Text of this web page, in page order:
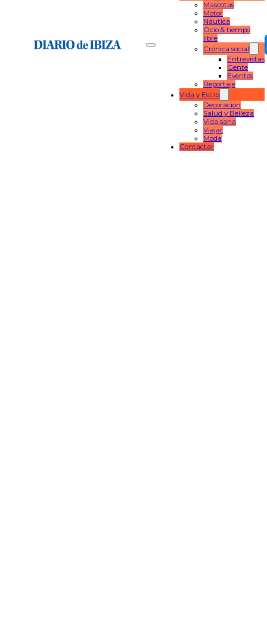
Mascotas
Motor
Náutica
Ocio & tiempo
libre
Crónica social
Entrevistas
Gente
Eventos
Reportaje
Vida y Estilo
Decoración
Salud y Belleza
Vida sana
Viajar
Moda
Contactar